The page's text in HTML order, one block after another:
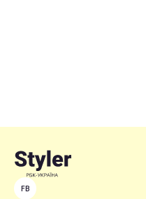
FB